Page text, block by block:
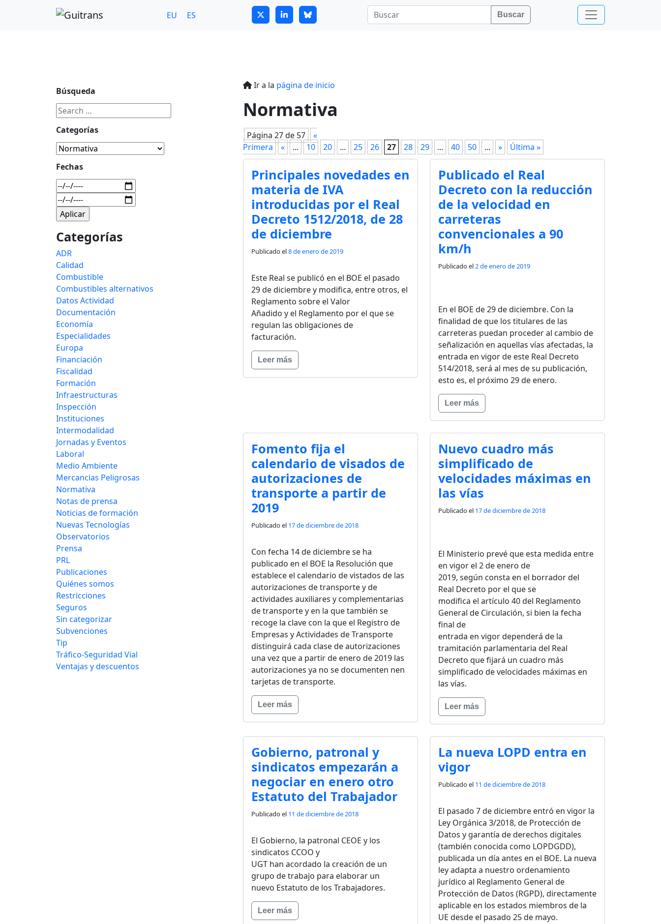
Continuar al contenido principal
C/ Portu-Etxe 9-1º, 20018-San Sebastián 943 31 67 07 guitrans@guitrans.eus
EU ES Buscar
Ir a la página de inicio
Normativa
Página 27 de 57
«
Primera
« ... 10 20 ... 25 26 27 28 29 ... 40 50 ... » Última »
Principales novedades en
materia de IVA
introducidas por el Real
Decreto 1512/2018, de 28
de diciembre
Publicado el8 de enero de 2019
Este Real se publicó en el BOE el pasado
29 de diciembre y modifica, entre otros, el
Reglamento sobre el Valor
Añadido y el Reglamento por el que se
regulan las obligaciones de
facturación.
Leer más
Publicado el Real
Decreto con la reducción
de la velocidad en
carreteras
convencionales a 90
km/h
Publicado el2 de enero de 2019
En el BOE de 29 de diciembre. Con la
finalidad de que los titulares de las
carreteras puedan proceder al cambio de
señalización en aquellas vías afectadas, la
entrada en vigor de este Real Decreto
514/2018, será al mes de su publicación,
esto es, el próximo 29 de enero.
Leer más
Fomento fija el
calendario de visados de
autorizaciones de
transporte a partir de
2019
Publicado el 17 de diciembre de 2018
Con fecha 14 de diciembre se ha
publicado en el BOE la Resolución que
establece el calendario de vistados de las
autorizaciones de transporte y de
actividades auxiliares y complementarias
de transporte y en la que también se
recoge la clave con la que el Registro de
Empresas y Actividades de Transporte
distinguirá cada clase de autorizaciones
una vez que a partir de enero de 2019 las
autorizaciones ya no se documenten nen
tarjetas de transporte.
Leer más
Nuevo cuadro más
simplificado de
velocidades máximas en
las vías
Publicado el 17 de diciembre de 2018
El Ministerio prevé que esta medida entre
en vigor el 2 de enero de
2019, según consta en el borrador del
Real Decreto por el que se
modifica el artículo 40 del Reglamento
General de Circulación, si bien la fecha
final de
entrada en vigor dependerá de la
tramitación parlamentaria del Real
Decreto que fijará un cuadro más
simplificado de velocidades máximas en
las vías.
Leer más
Gobierno, patronal y
sindicatos empezarán a
negociar en enero otro
Estatuto del Trabajador
Publicado el 11 de diciembre de 2018
El Gobierno, la patronal CEOE y los
sindicatos CCOO y
UGT han acordado la creación de un
grupo de trabajo para elaborar un
nuevo Estatuto de los Trabajadores.
Leer más
La nueva LOPD entra en
vigor
Publicado el 11 de diciembre de 2018
El pasado 7 de diciembre entró en vigor la
Ley Orgánica 3/2018, de Protección de
Datos y garantía de derechos digitales
(también conocida como LOPDGDD),
publicada un día antes en el BOE. La nueva
ley adapta a nuestro ordenamiento
jurídico al Reglamento General de
Protección de Datos (RGPD), directamente
aplicable en los estados miembros de la
UE desde el pasado 25 de mayo.
Búsqueda
Categorías
Fechas
Categorías
ADR
Calidad
Combustible
Combustibles alternativos
Datos Actividad
Documentación
Economía
Especialidades
Europa
Financiación
Fiscalidad
Formación
Infraestructuras
Inspección
Instituciones
Intermodalidad
Jornadas y Eventos
Laboral
Medio Ambiente
Mercancias Peligrosas
Normativa
Notas de prensa
Noticias de formación
Nuevas Tecnologías
Observatorios
Prensa
PRL
Publicaciones
Quiénes somos
Restricciones
Seguros
Sin categorizar
Subvenciones
Tip
Tráfico-Seguridad Vial
Ventajas y descuentos